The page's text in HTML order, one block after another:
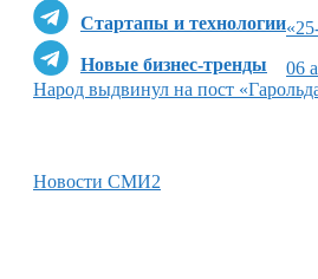
Стартапы и технологии
Новые бизнес-тренды
06
Народ выдвинул на пост
Новости СМИ2